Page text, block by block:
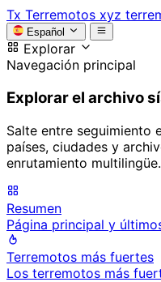
Tx Terremotos xyz
Español
Explorar
Navegación principal
Explorar el archivo
Salte entre seguimiento
países, ciudades y
enrutamiento multilingüe.
Resumen
Página principal y
Terremotos más fuertes
Los terremotos más